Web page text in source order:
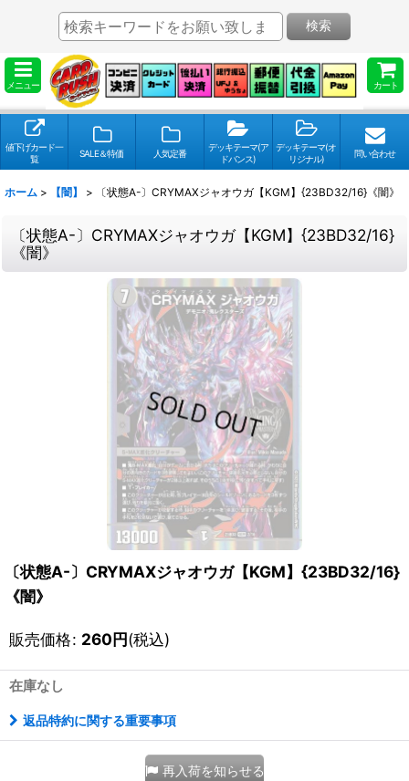
メニュー カート
検索
値下げカード一
覧
SALE＆特価 人気定番
デッキテーマ(ア
ドバンス)
デッキテーマ(オ
リジナル)
問い合わせ
ホーム > 【闇】 > 〔状態A-〕CRYMAXジャオウガ【KGM】{23BD32/16}《闇》
〔状態A-〕CRYMAXジャオウガ【KGM】{23BD32/16}
《闇》
〔状態A-〕CRYMAXジャオウガ【KGM】{23BD32/16}
《闇》
販売価格: 260円(税込)
在庫なし
返品特約に関する重要事項
再入荷を知らせる